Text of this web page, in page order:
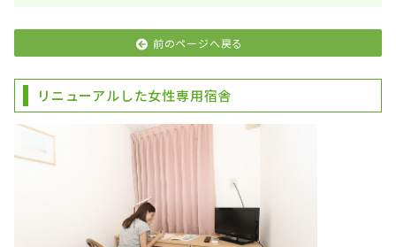
前のページへ戻る
リニューアルした女性専用宿舎